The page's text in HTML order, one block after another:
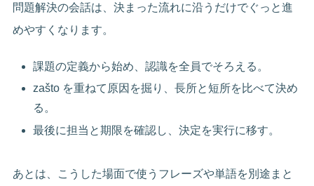
問題解決の会話は、決まった流れに沿うだけでぐっと進
めやすくなります。
課題の定義から始め、認識を全員でそろえる。
zašto を重ねて原因を掘り、長所と短所を比べて決め
る。
最後に担当と期限を確認し、決定を実行に移す。
あとは、こうした場面で使うフレーズや単語を別途まと